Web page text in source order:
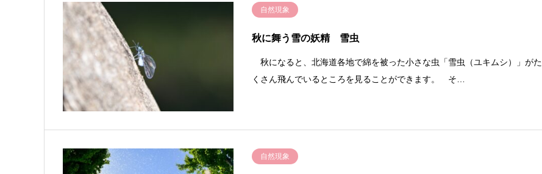
自然現象
秋に舞う雪の妖精 雪虫
秋になると、北海道各地で綿を被った小さな虫「雪虫（ユキムシ）」がた
くさん飛んでいるところを見ることができます。 そ…
自然現象